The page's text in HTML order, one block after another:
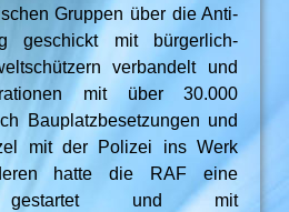
Gruppen über die Anti-
geschickt mit bürgerlich-
verbandelt und
mit über 30.000
Bauplatzbesetzungen und
mit der Polizei ins Werk
hatte die RAF eine
gestartet und mit